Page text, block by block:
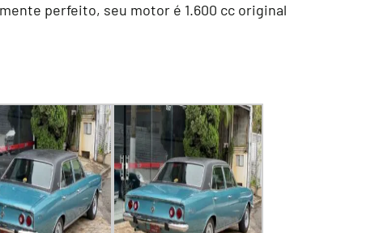
perfeito, seu motor é 1.600 cc original